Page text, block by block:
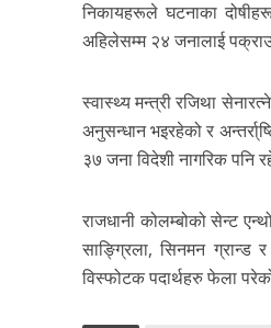
निकायहरूले घटनाका
अहिलेसम्म २४ जनालाई
स्वास्थ्य मन्त्री रजिथा
अनुसन्धान भइरहेको र
३७ जना विदेशी नागरिक
राजधानी कोलम्बोको सेन्ट
साङ्ग्रिला, सिनमन ग्रान्ड
विस्फोटक पदार्थहरु फेला